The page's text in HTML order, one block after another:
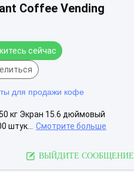
Coffee Vending
сейчас
для продажи кофе
кг Экран 15.6 дюймовый
штук...
Смотрите больше
ВЫЙДИТЕ СООБЩЕНИЕ